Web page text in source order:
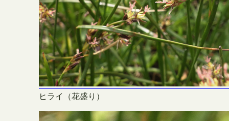
ヒライ（花盛り）